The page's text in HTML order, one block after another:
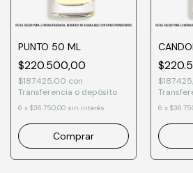
PUNTO 50 ML
$220.500,00
$187.425,00 con
Transferencia o depósito
6 x $36.750,00 sin interés
Comprar
6 x